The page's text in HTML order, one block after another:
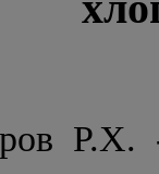
Р.Х. -